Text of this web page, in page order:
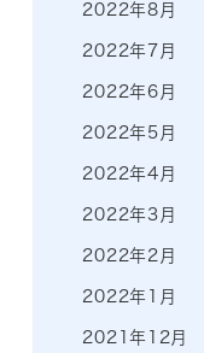
2022年8月
2022年7月
2022年6月
2022年5月
2022年4月
2022年3月
2022年2月
2022年1月
2021年12月